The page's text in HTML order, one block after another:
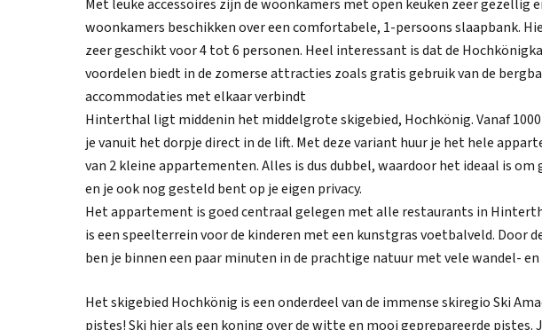
Met leuke accessoires zijn de woonkamers met open keuken zeer gezellig
woonkamers beschikken over een comfortabele, 1-persoons slaapbank.
zeer geschikt voor 4 tot 6 personen. Heel interessant is dat de
voordelen biedt in de zomerse attracties zoals gratis gebruik van de
accommodaties met elkaar verbindt
Hinterthal ligt middenin het middelgrote skigebied, Hochkönig. Vanaf
je vanuit het dorpje direct in de lift. Met deze variant huur je het hele
van 2 kleine appartementen. Alles is dus dubbel, waardoor het ideaal is
en je ook nog gesteld bent op je eigen privacy.
Het appartement is goed centraal gelegen met alle restaurants in
is een speelterrein voor de kinderen met een kunstgras voetbalveld. Door
ben je binnen een paar minuten in de prachtige natuur met vele wandel-
Het skigebied Hochkönig is een onderdeel van de immense skiregio Ski
pistes! Ski hier als een koning over de witte en mooi geprepareerde